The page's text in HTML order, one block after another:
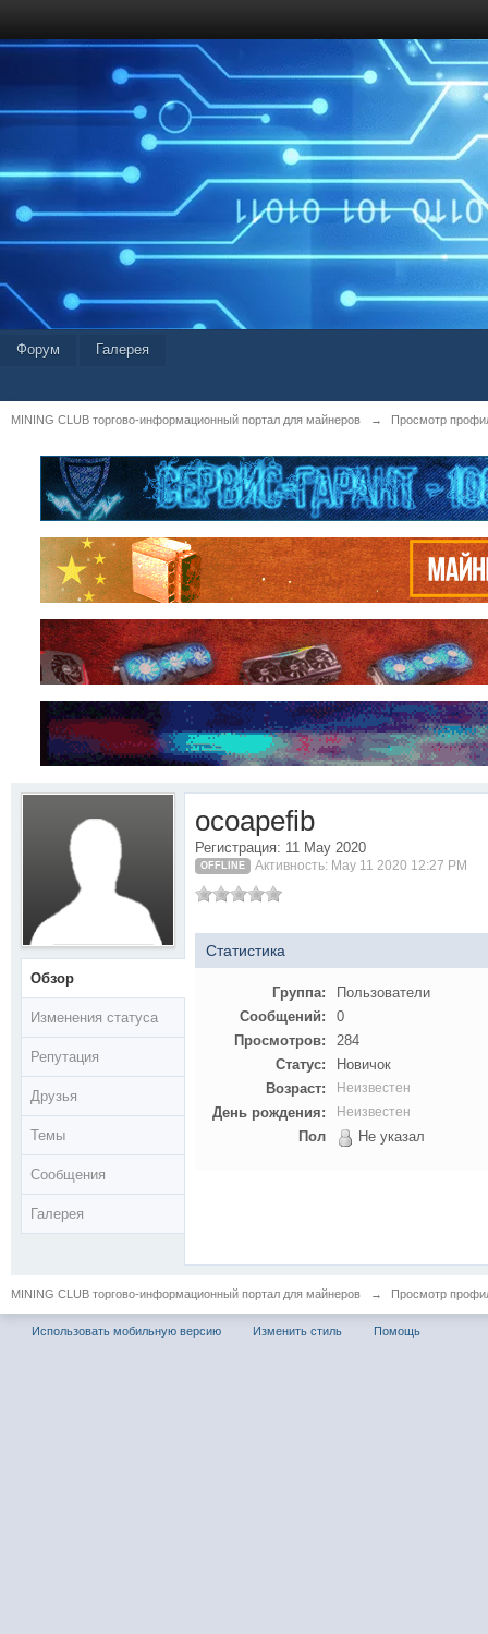
Форум Галерея
MINING CLUB торгово-информационный портал для майнеров → Просмотр
Обзор
Изменения статуса
Репутация
Друзья
Темы
Сообщения
Галерея
ocoapefib
Регистрация: 11 May 2020
OFFLINE Активность: May 11 2020 12:27 PM
Статистика
Группа:
Пользователи
Сообщений:
0
Просмотров:
284
Статус:
Новичок
Возраст:
Неизвестен
День рождения: Неизвестен
Пол Не указал
MINING CLUB торгово-информационный портал для майнеров → Просмотр
Использовать мобильную версию Изменить стиль Помощь